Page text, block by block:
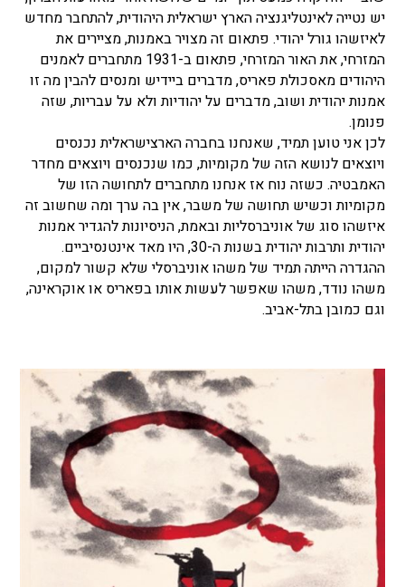
יש נטייה לאינטליגנציה הארץ ישראלית היהודית, להתחבר מחדש
לאיזשהו גורל יהודי. פתאום זה מצויר באמנות, מציירים את
המזרחי, את האור המזרחי, פתאום ב-1931 מתחברים לאמנים
היהודים מאסכולת פאריס, מדברים ביידיש ומנסים להבין מה זו
אמנות יהודית ושוב, מדברים על יהודיות ולא על עבריות, שזה
פנומן.
לכן אני טוען תמיד, שאנחנו בחברה הארצישראלית נכנסים
ויוצאים לנושא הזה של מקומיות, כמו שנכנסים ויוצאים מחדר
האמבטיה. כשזה נוח אז אנחנו מתחברים לתחושה הזו של
מקומיות וכשיש תחושה של משבר, אין בה ערך ומה שחשוב זה
איזשהו סוג של אוניברסליות ובאמת, הניסיונות להגדיר אמנות
יהודית ותרבות יהודית בשנות ה-30, היו מאד אינטנסיביים.
ההגדרה הייתה תמיד של משהו אוניברסלי שלא קשור למקום,
משהו נודד, משהו שאפשר לעשות אותו בפאריס או אוקראינה,
וגם כמובן בתל-אביב.